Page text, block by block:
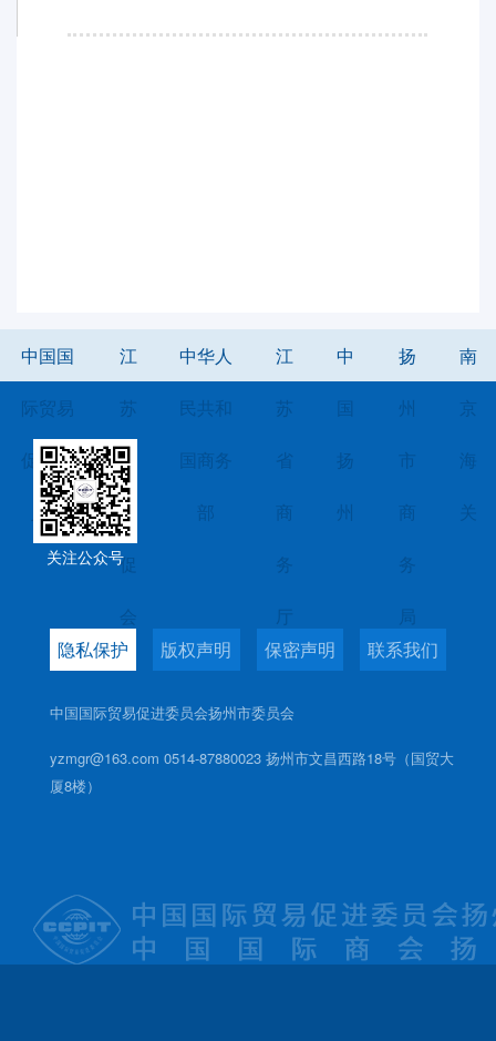
中国国
际贸易
促进委
员会
江
苏
省
贸
促
会
中华人
民共和
国商务
部
江
苏
省
商
务
厅
中
国
扬
州
扬
州
市
商
务
局
南
京
海
关
关注公众号
隐私保护 版权声明 保密声明 联系我们
中国国际贸易促进委员会扬州市委员会
yzmgr@163.com 0514-87880023 扬州市文昌西路18号（国贸大
厦8楼）